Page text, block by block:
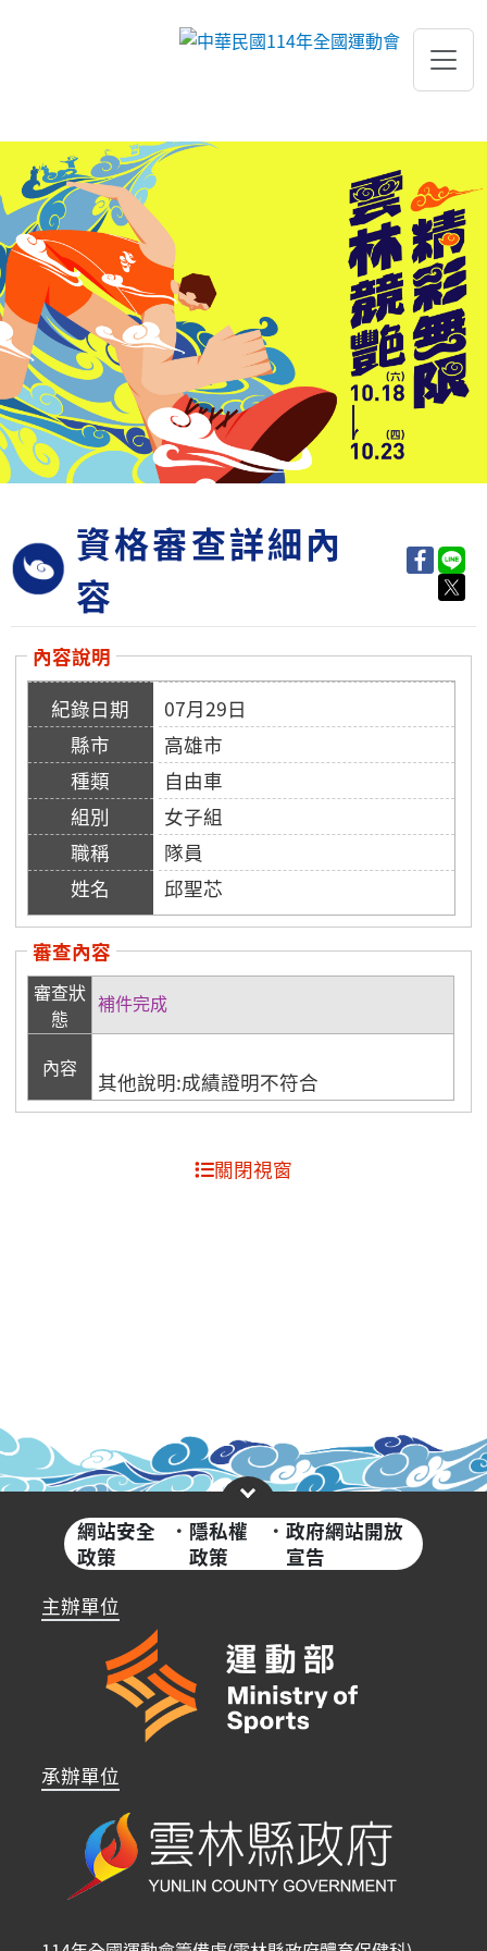
跳到主要內容
資格審查詳細內
容
內容說明
07月29日
高雄市
自由車
女子組
隊員
邱聖芯
審查內容
審查狀
態
補件完成
內容
其他說明:成績證明不符合
關閉視窗
網站安全
政策
· 隱私權
政策
·政府網站開放
宣告
主辦單位
承辦單位